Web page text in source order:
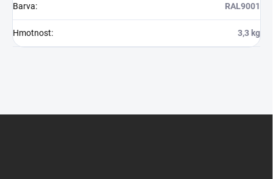
Barva: RAL9001
Hmotnost: 3,3 kg